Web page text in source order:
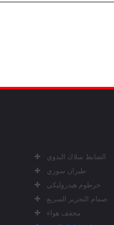
الضابط سلاك اليدوي
طيران سوزي
خرطوم هيدروليكي
صمام التحرير السريع
مجفف هواء